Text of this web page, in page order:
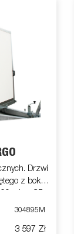
Drzwi
z boku.
na
304895M
3 597 Zł